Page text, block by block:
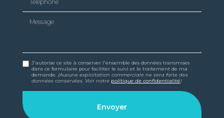
Message
J'autorise ce site à conserver l'ensemble des données transmises
dans ce formulaire pour faciliter le suivi et le traitement de ma
demande. (Aucune exploitation commerciale ne sera faite des
données conservées. Voir notrepolitique de confidentialité)